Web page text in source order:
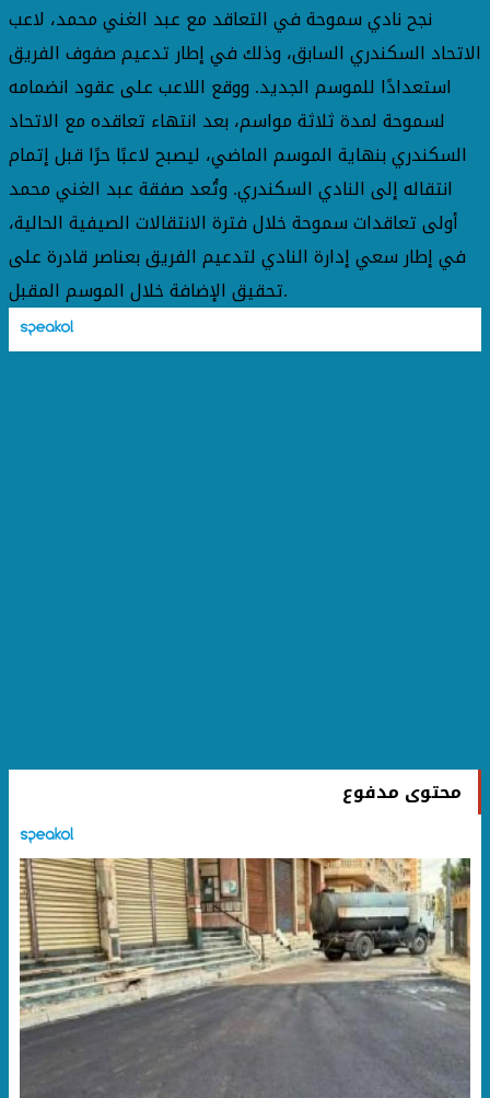
نجح نادي سموحة في التعاقد مع عبد الغني محمد، لاعب
الاتحاد السكندري السابق، وذلك في إطار تدعيم صفوف الفريق
استعدادًا للموسم الجديد. ووقع اللاعب على عقود انضمامه
لسموحة لمدة ثلاثة مواسم، بعد انتهاء تعاقده مع الاتحاد
السكندري بنهاية الموسم الماضي، ليصبح لاعبًا حرًا قبل إتمام
انتقاله إلى النادي السكندري. وتُعد صفقة عبد الغني محمد
أولى تعاقدات سموحة خلال فترة الانتقالات الصيفية الحالية،
في إطار سعي إدارة النادي لتدعيم الفريق بعناصر قادرة على
تحقيق الإضافة خلال الموسم المقبل.
محتوى مدفوع